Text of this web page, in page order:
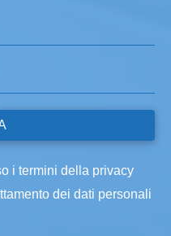
i termini della privacy
dei dati personali